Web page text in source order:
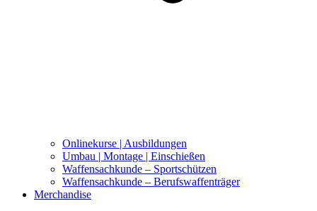
Onlinekurse | Ausbildungen
Umbau | Montage | Einschießen
Waffensachkunde – Sportschützen
Waffensachkunde – Berufswaffenträger
Merchandise